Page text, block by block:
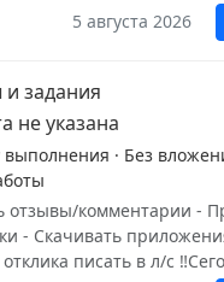
5 августа 2026
задания
не указана
выполнения · Без
комментарии -
- Скачивать
писать в л/с